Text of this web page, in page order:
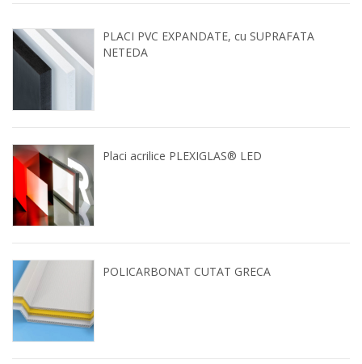
PLACI PVC EXPANDATE, cu SUPRAFATA
NETEDA
Placi acrilice PLEXIGLAS® LED
POLICARBONAT CUTAT GRECA